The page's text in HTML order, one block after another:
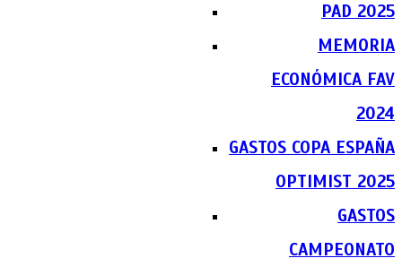
PAD 2025
MEMORIA
ECONÓMICA FAV
2024
GASTOS COPA ESPAÑA
OPTIMIST 2025
GASTOS
CAMPEONATO